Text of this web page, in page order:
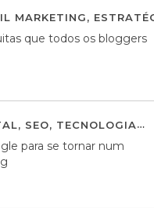
MARKETING,
que todos os bloggers
, SEO, TECNOLOGIA
para se tornar num